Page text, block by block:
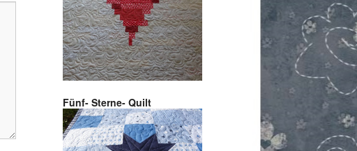
Fünf- Sterne- Quilt